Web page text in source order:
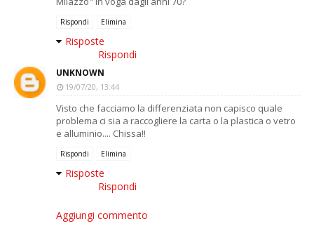
Rispondi Elimina
Risposte
Rispondi
UNKNOWN
19/07/20, 13:44
Visto che facciamo la differenziata non capisco quale
problema ci sia a raccogliere la carta o la plastica o vetro
e alluminio.... Chissa!!
Rispondi Elimina
Risposte
Rispondi
Aggiungi commento